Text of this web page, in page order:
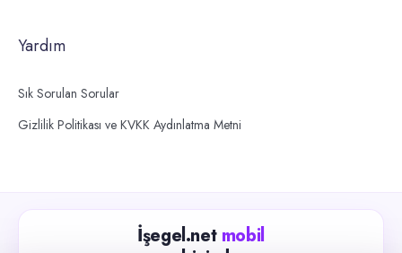
Yardım
Sık Sorulan Sorular
Gizlilik Politikası ve KVKK Aydınlatma Metni
İşegel.net mobil